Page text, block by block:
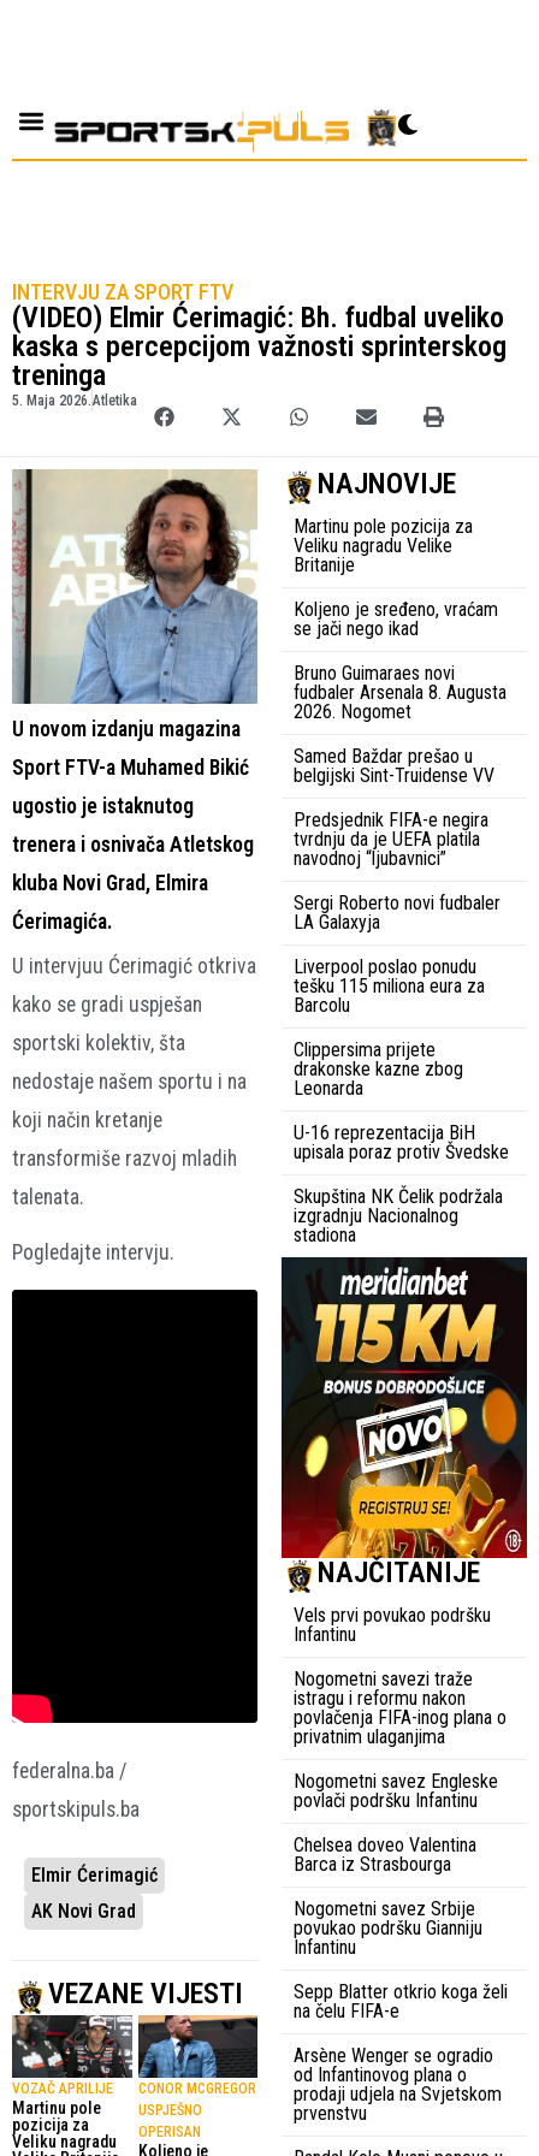
INTERVJU ZA SPORT FTV
(VIDEO) Elmir Ćerimagić: Bh. fudbal uveliko
kaska s percepcijom važnosti sprinterskog
treninga
5. Maja 2026.Atletika
U novom izdanju magazina
Sport FTV-a Muhamed Bikić
ugostio je istaknutog
trenera i osnivača Atletskog
kluba Novi Grad, Elmira
Ćerimagića.
U intervjuu Ćerimagić otkriva
kako se gradi uspješan
sportski kolektiv, šta
nedostaje našem sportu i na
koji način kretanje
transformiše razvoj mladih
talenata.
Pogledajte intervju.
federalna.ba /
sportskipuls.ba
Elmir Ćerimagić
AK Novi Grad
VEZANE VIJESTI
VOZAČ APRILIJE
Martinu pole
pozicija za
Veliku nagradu
CONOR MCGREGOR
USPJEŠNO
OPERISAN
Koljeno je
NAJNOVIJE
Martinu pole pozicija za
Veliku nagradu Velike
Britanije
Koljeno je sređeno, vraćam
se jači nego ikad
Bruno Guimaraes novi
fudbaler Arsenala 8. Augusta
2026. Nogomet
Samed Baždar prešao u
belgijski Sint-Truidense VV
Predsjednik FIFA-e negira
tvrdnju da je UEFA platila
navodnoj “ljubavnici”
Sergi Roberto novi fudbaler
LA Galaxyja
Liverpool poslao ponudu
tešku 115 miliona eura za
Barcolu
Clippersima prijete
drakonske kazne zbog
Leonarda
U-16 reprezentacija BiH
upisala poraz protiv Švedske
Skupština NK Čelik podržala
izgradnju Nacionalnog
stadiona
NAJČITANIJE
Vels prvi povukao podršku
Infantinu
Nogometni savezi traže
istragu i reformu nakon
povlačenja FIFA-inog plana o
privatnim ulaganjima
Nogometni savez Engleske
povlači podršku Infantinu
Chelsea doveo Valentina
Barca iz Strasbourga
Nogometni savez Srbije
povukao podršku Gianniju
Infantinu
Sepp Blatter otkrio koga želi
na čelu FIFA-e
Arsène Wenger se ogradio
od Infantinovog plana o
prodaji udjela na Svjetskom
prvenstvu